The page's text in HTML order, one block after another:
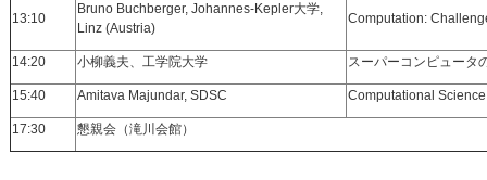
13:10
Bruno Buchberger, Johannes-Kepler大学,
Linz (Austria)
Computation:
14:20 小柳義夫、工学院大学 スーパーコンピュータ
15:40 Amitava Majundar, SDSC Computational
17:30 懇親会（滝川会館）